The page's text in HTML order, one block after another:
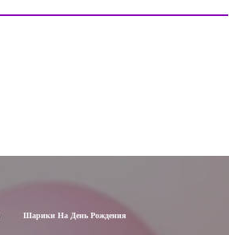
Шарики На День Рождения